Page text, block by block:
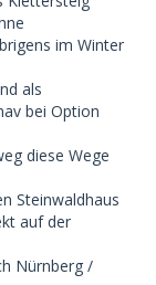
im Winter
als
bei Option
diese Wege
Steinwaldhaus
auf der
Nürnberg /